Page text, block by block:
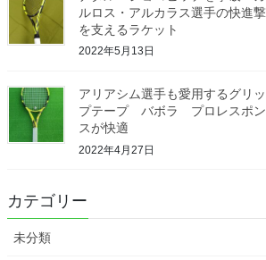
ルロス・アルカラス選手の快進撃
を支えるラケット
2022年5月13日
アリアシム選手も愛用するグリッ
プテープ バボラ プロレスポン
スが快適
2022年4月27日
カテゴリー
未分類